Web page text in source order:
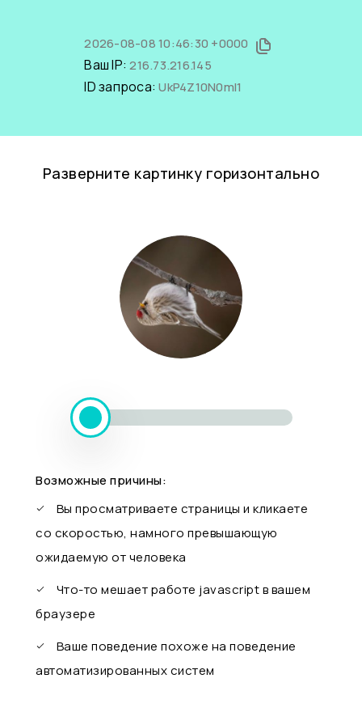
2026-08-08 10:46:30 +0000
Ваш IP:216.73.216.145
ID запроса:UkP4Z10N0mI1
Разверните картинку горизонтально
Возможные причины:
Вы просматриваете страницы и кликаете
со скоростью, намного превышающую
ожидаемую от человека
Что-то мешает работе javascript в вашем
браузере
Ваше поведение похоже на поведение
автоматизированных систем